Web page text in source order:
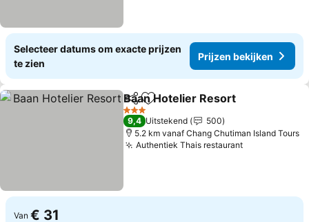
Selecteer datums om exacte prijzen
te zien
Prijzen bekijken
DelenToevoegen aan favorieten
Baan Hotelier Resort
3 Sterren
9,4 Uitstekend
500
5.2 km vanaf Chang Chutiman Island Tours
Authentiek Thais restaurantPrijzen
Van € 31